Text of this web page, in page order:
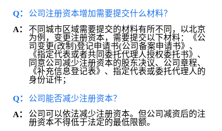
Q：
公司注册资本增加需要提交什么材料？
A：
不同城市区域需要提交的材料有所不同，以北京
为例，变更注册资本，需要提交以下材料：《公
司变更(改制)登记申请书(公司备案申请书》、
《指定代表或者共同委托代理人授权委托书》、
同意公司减少注册资本的股东决议、公司章程、
《补充信息登记表》、指定代表或委托代理人的
身份证件；
Q：
公司能否减少注册资本？
A：
公司可以依法减少注册资本。但公司减资后的注
册资本不得低于法定的最低限额。